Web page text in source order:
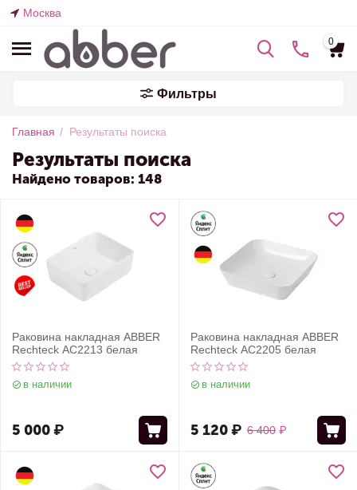
Москва
0
Фильтры
Главная / Результаты поиска
Результаты поиска
Найдено товаров: 148
Раковина накладная ABBER
Rechteck AC2213 белая
в наличии
5 000₽
Раковина накладная ABBER
Rechteck AC2205 белая
в наличии
6 400 ₽
5 120₽